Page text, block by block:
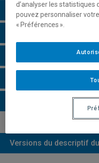
Cours à suivre et
Remarques et
Faire une demande
Plus d'information
Versions du descriptif
d’analyser les statistiques
pouvez personnaliser
« Préférences ».